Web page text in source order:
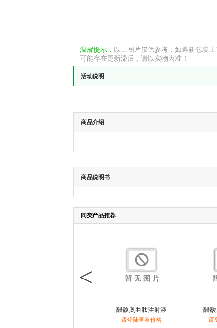
温馨提示： 以上图片仅供参考；如遇新包装上
可能存在更新滞后，请以实物为准！
活动说明
商品介绍
商品说明书
同类产品推荐
<
醋酸奥曲肽注射液
请登陆查看价格
醋
请